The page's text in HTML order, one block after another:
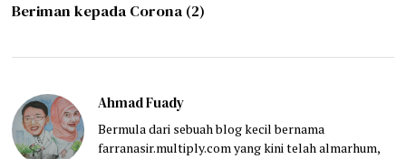
Beriman kepada Corona (2)
Ahmad Fuady
Bermula dari sebuah blog kecil bernama
farranasir.multiply.com yang kini telah almarhum,